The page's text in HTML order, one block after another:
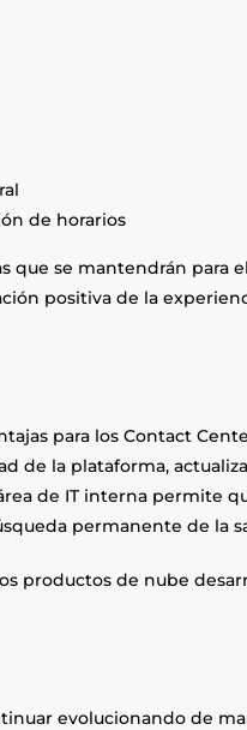
de horarios
que se mantendrán para
positiva de la
para los Contact
de la plataforma,
de IT interna permite
permanente de la
productos de nube
evolucionando de